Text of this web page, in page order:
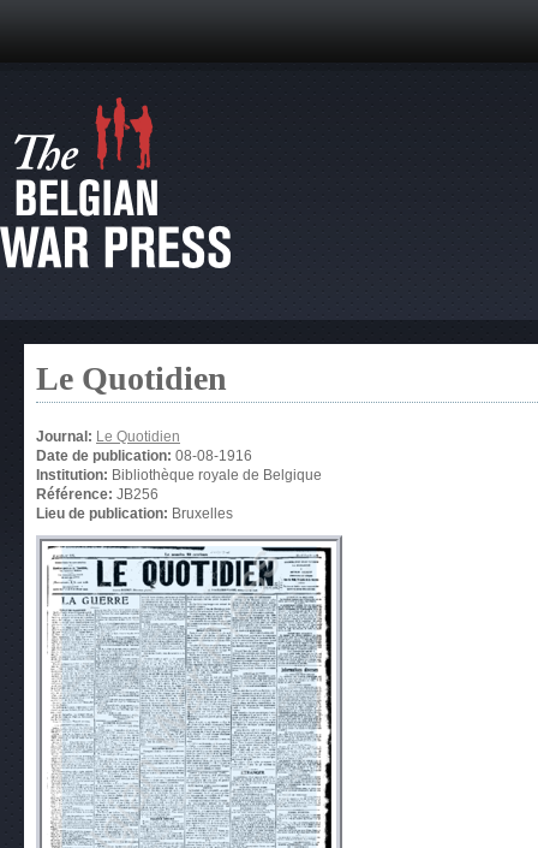
Le Quotidien
Journal: Le Quotidien
Date de publication: 08-08-1916
Institution: Bibliothèque royale de Belgique
Référence: JB256
Lieu de publication: Bruxelles